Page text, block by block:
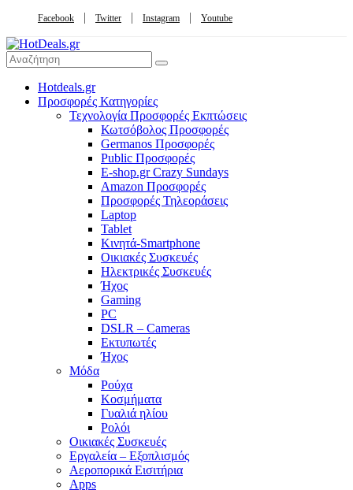
Facebook Twitter Instagram Youtube
Hotdeals.gr
Προσφορές Κατηγορίες
Τεχνολογία Προσφορές Εκπτώσεις
Κωτσόβολος Προσφορές
Germanos Προσφορές
Public Προσφορές
E-shop.gr Crazy Sundays
Amazon Προσφορές
Προσφορές Τηλεοράσεις
Laptop
Tablet
Κινητά-Smartphone
Οικιακές Συσκευές
Hλεκτρικές Συσκευές
Ήχος
Gaming
PC
DSLR – Cameras
Εκτυπωτές
Ήχος
Μόδα
Ρούχα
Κοσμήματα
Γυαλιά ηλίου
Ρολόι
Οικιακές Συσκευές
Εργαλεία – Εξοπλισμός
Αεροπορικά Εισιτήρια
Apps